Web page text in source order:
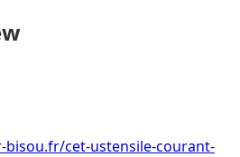
cet-ustensile-courant-